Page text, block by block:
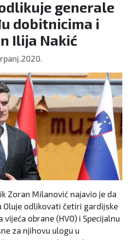
generale
dobitnicima i
Ilija Nakić
Zoran Milanović najavio je da
Oluje odlikovati četiri gardijske
obrane (HVO) i Specijalnu
za njihovu ulogu u